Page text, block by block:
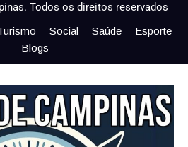
Todos os direitos reservados
Social Saúde
Esporte
Blogs